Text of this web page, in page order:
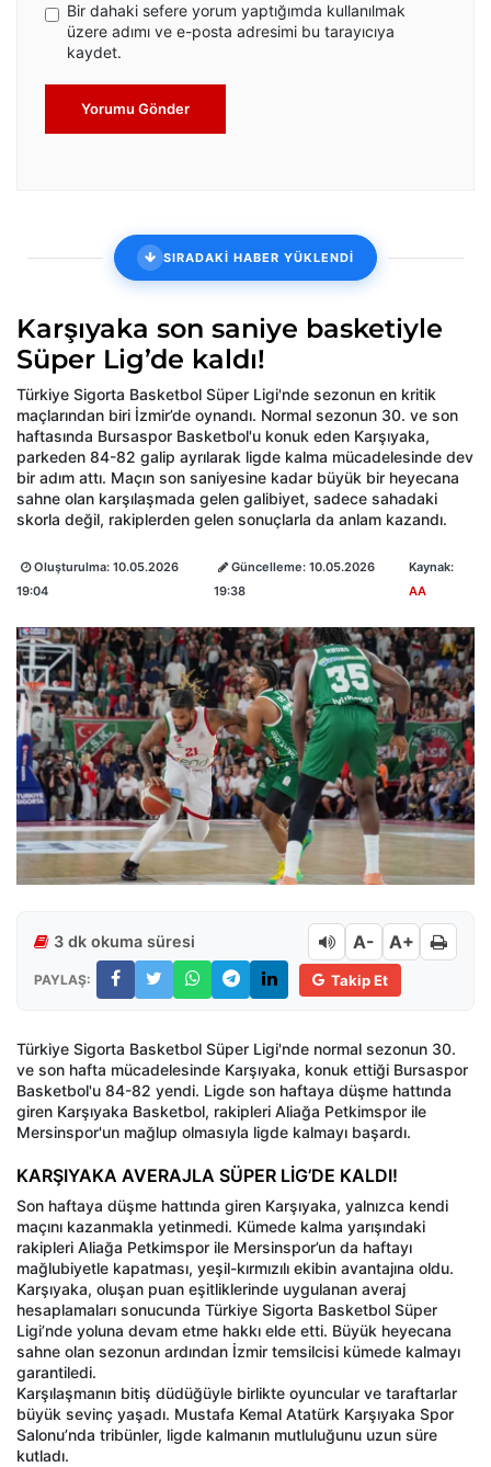
Bir dahaki sefere yorum yaptığımda kullanılmak
üzere adımı ve e-posta adresimi bu tarayıcıya
kaydet.
Yorumu Gönder
SIRADAKİ HABER YÜKLENDİ
Karşıyaka son saniye basketiyle
Süper Lig’de kaldı!
Türkiye Sigorta Basketbol Süper Ligi'nde sezonun en kritik
maçlarından biri İzmir’de oynandı. Normal sezonun 30. ve son
haftasında Bursaspor Basketbol'u konuk eden Karşıyaka,
parkeden 84-82 galip ayrılarak ligde kalma mücadelesinde dev
bir adım attı. Maçın son saniyesine kadar büyük bir heyecana
sahne olan karşılaşmada gelen galibiyet, sadece sahadaki
skorla değil, rakiplerden gelen sonuçlarla da anlam kazandı.
Oluşturulma: 10.05.2026
19:04
Güncelleme: 10.05.2026
19:38
Kaynak:
AA
3 dk okuma süresi A- A+
PAYLAŞ: Takip Et
Türkiye Sigorta Basketbol Süper Ligi'nde normal sezonun 30.
ve son hafta mücadelesinde Karşıyaka, konuk ettiği Bursaspor
Basketbol'u 84-82 yendi. Ligde son haftaya düşme hattında
giren Karşıyaka Basketbol, rakipleri Aliağa Petkimspor ile
Mersinspor'un mağlup olmasıyla ligde kalmayı başardı.
KARŞIYAKA AVERAJLA SÜPER LİG’DE KALDI!
Son haftaya düşme hattında giren Karşıyaka, yalnızca kendi
maçını kazanmakla yetinmedi. Kümede kalma yarışındaki
rakipleri Aliağa Petkimspor ile Mersinspor’un da haftayı
mağlubiyetle kapatması, yeşil-kırmızılı ekibin avantajına oldu.
Karşıyaka, oluşan puan eşitliklerinde uygulanan averaj
hesaplamaları sonucunda Türkiye Sigorta Basketbol Süper
Ligi’nde yoluna devam etme hakkı elde etti. Büyük heyecana
sahne olan sezonun ardından İzmir temsilcisi kümede kalmayı
garantiledi.
Karşılaşmanın bitiş düdüğüyle birlikte oyuncular ve taraftarlar
büyük sevinç yaşadı. Mustafa Kemal Atatürk Karşıyaka Spor
Salonu’nda tribünler, ligde kalmanın mutluluğunu uzun süre
kutladı.